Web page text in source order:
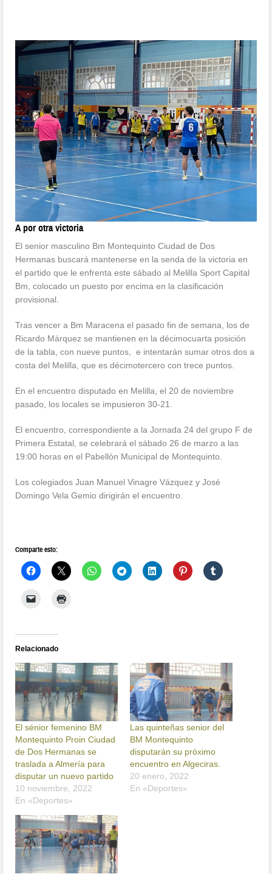
A por otra victoria
El senior masculino Bm Montequinto Ciudad de Dos
Hermanas buscará mantenerse en la senda de la victoria en
el partido que le enfrenta este sábado al Melilla Sport Capital
Bm, colocado un puesto por encima en la clasificación
provisional.
Tras vencer a Bm Maracena el pasado fin de semana, los de
Ricardo Márquez se mantienen en la décimocuarta posición
de la tabla, con nueve puntos, e intentarán sumar otros dos a
costa del Melilla, que es décimotercero con trece puntos.
En el encuentro disputado en Melilla, el 20 de noviembre
pasado, los locales se impusieron 30-21.
El encuentro, correspondiente a la Jornada 24 del grupo F de
Primera Estatal, se celebrará el sábado 26 de marzo a las
19:00 horas en el Pabellón Municipal de Montequinto.
Los colegiados Juan Manuel Vinagre Vázquez y José
Domingo Vela Gemio dirigirán el encuentro.
Comparte esto:
Relacionado
El sénior femenino BM
Montequinto Proin Ciudad
de Dos Hermanas se
traslada a Almería para
disputar un nuevo partido
10 noviembre, 2022
En «Deportes»
Las quinteñas senior del
BM Montequinto
disputarán su próximo
encuentro en Algeciras.
20 enero, 2022
En «Deportes»